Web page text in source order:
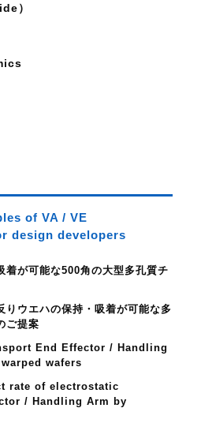
）
of VA / VE
design developers
着が可能な500角の大型多孔質チ
りウエハの保持・吸着が可能な多
ご提案
End Effector / Handling
wafers
rate of electrostatic
/ Handling Arm by